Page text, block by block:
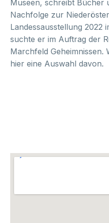
Museen, schreibt Bücher
Nachfolge zur
Landessausstellung 2022
suchte er im Auftrag der
Marchfeld Geheimnissen.
hier eine Auswahl davon.